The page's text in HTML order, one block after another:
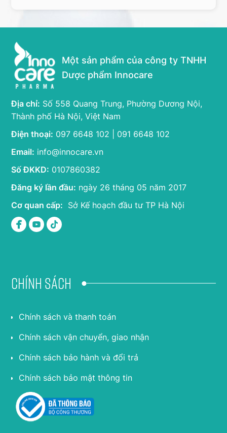
Một sản phẩm của công ty TNHH
Dược phẩm Innocare
Địa chỉ: Số 558 Quang Trung, Phường Dương Nội,
Thành phố Hà Nội, Việt Nam
Điện thoại: 097 6648 102 | 091 6648 102
Email: info@innocare.vn
Số ĐKKD: 0107860382
Đăng ký lần đầu: ngày 26 tháng 05 năm 2017
Cơ quan cấp: Sở Kế hoạch đầu tư TP Hà Nội
Chính sách
Chính sách và thanh toán
Chính sách vận chuyển, giao nhận
Chính sách bảo hành và đổi trả
Chính sách bảo mật thông tin